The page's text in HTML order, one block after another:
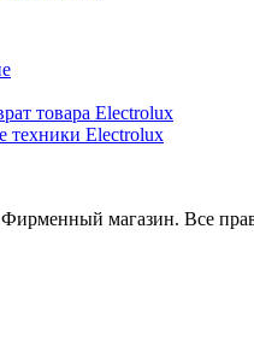
товара Electrolux
техники Electrolux
магазин. Все